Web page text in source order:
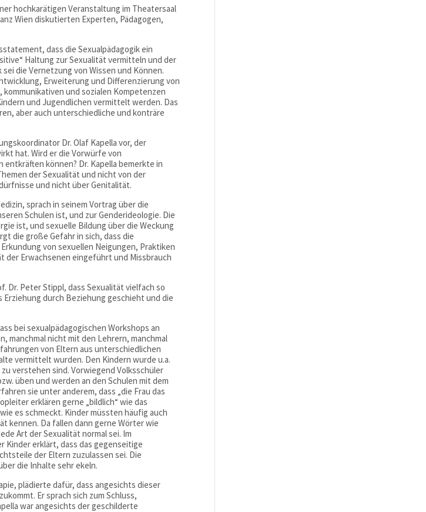
hochkarätigen Veranstaltung im Theatersaal
Wien diskutierten Experten, Pädagogen,
dass die Sexualpädagogik ein
Haltung zur Sexualität vermitteln und der
die Vernetzung von Wissen und Können.
Erweiterung und Differenzierung von
und sozialen Kompetenzen
und Jugendlichen vermittelt werden. Das
aber auch unterschiedliche und konträre
Dr. Olaf Kapella vor, der
hat. Wird er die Vorwürfe von
können? Dr. Kapella bemerkte in
der Sexualität und nicht von der
und nicht über Genitalität.
sprach in seinem Vortrag über die
Schulen ist, und zur Genderideologie. Die
ist, und sexuelle Bildung über die Weckung
die große Gefahr in sich, dass die
von sexuellen Neigungen, Praktiken
der Erwachsenen eingeführt und Missbrauch
Dr. Peter Stippl, dass Sexualität vielfach so
durch Beziehung geschieht und die
bei sexualpädagogischen Workshops an
manchmal nicht mit den Lehrern, manchmal
von Eltern aus unterschiedlichen
vermittelt wurden. Den Kindern wurde u.a.
verstehen sind. Vorwiegend Volksschüler
üben und werden an den Schulen mit dem
sie unter anderem, dass „die Frau das
erklären gerne „bildlich“ wie das
es schmeckt. Kinder müssten häufig auch
kennen. Da fallen dann gerne Wörter wie
Art der Sexualität normal sei. Im
Kinder erklärt, dass das gegenseitige
der Eltern zuzulassen sei. Die
die Inhalte sehr ekeln.
plädierte dafür, dass angesichts dieser
Er sprach sich zum Schluss,
war angesichts der geschilderte